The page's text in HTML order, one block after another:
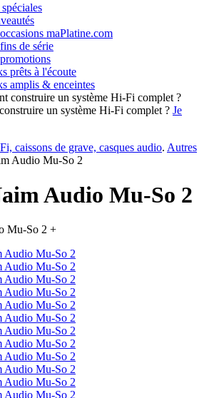
maPlatine.com
de série
prêts à l'écoute
amplis & enceintes
un système Hi-Fi complet ? Je
caissons de grave, casques audio. Autres
Audio Mu-So 2
Audio Mu-So 2
+